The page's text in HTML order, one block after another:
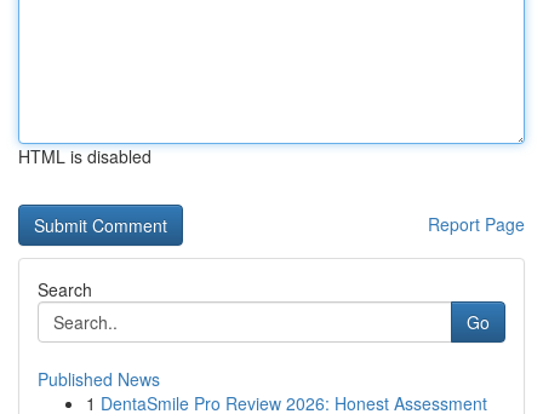
HTML is disabled
Report Page
Search
Go
Published News
1 DentaSmile Pro Review 2026: Honest Assessment